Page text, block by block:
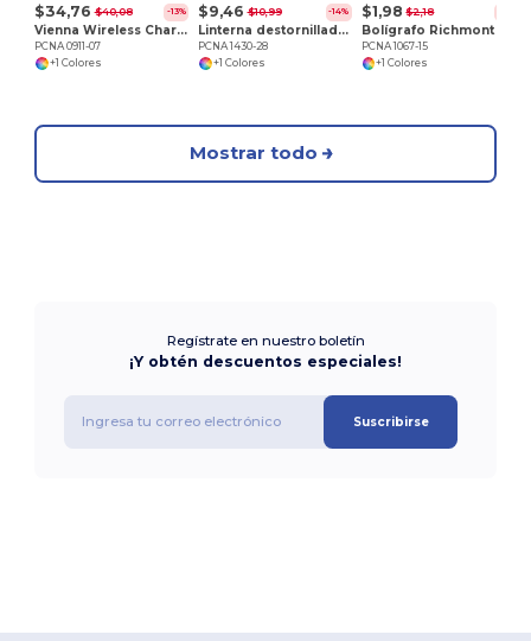
$34,76 $40,08 -13%
Vienna Wireless Charging Writing Pad FSC Mix Pape
PCNA 0911-07
+1 Colores
$9,46 $10,99 -14%
Linterna destornillador Spidey 8 en 1
PCNA 1430-28
+1 Colores
$1,98 $2,18
Bolígrafo Richmont
PCNA 1067-15
+1 Colores
Mostrar todo
Regístrate en nuestro boletín
¡Y obtén descuentos especiales!
Suscribirse